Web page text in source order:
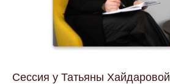
Сессия у Татьяны Хайдаровой